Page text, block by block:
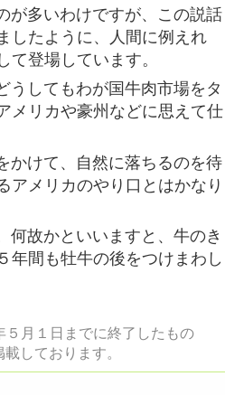
が多いわけですが、この説話
したように、人間に例えれ
登場しています。
うしてもわが国牛肉市場をタ
メリカや豪州などに思えて仕
かけて、自然に落ちるのを待
アメリカのやり口とはかなり
何故かといいますと、牛のき
年間も牡牛の後をつけまわし
月１日までに終了したもの
しております。